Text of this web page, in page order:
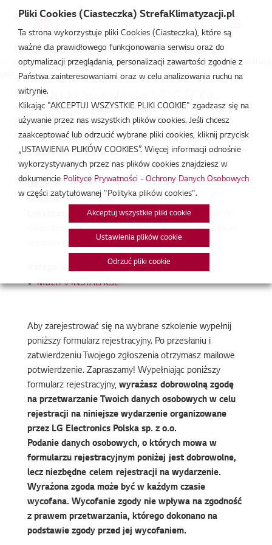
Strefa Klimatyzacji /Wydarzenia/MULTI V INSTALACJE/Multi V Instalacje
VRF [ON-LINE] 9-14
Multi V Instalacje VRF [ON-
LINE] 9-14
cze 1, 2022
01/06/2022
Godzina:9:00 - 14:00
To wydarzenie odbywa się online. Link do
niego zostanie wysłany w wiadomości potwierdzającej
MULTI V INSTALACJE
Aby zarejestrować się na wybrane szkolenie wypełnij
poniższy formularz rejestracyjny. Po przesłaniu i
zatwierdzeniu Twojego zgłoszenia otrzymasz mailowe
potwierdzenie. Zapraszamy! Wypełniając poniższy
formularz rejestracyjny, wyrażasz dobrowolną zgodę
na przetwarzanie Twoich danych osobowych w celu
rejestracji na niniejsze wydarzenie organizowane
przez LG Electronics Polska sp. z o.o.
Podanie danych osobowych, o których mowa w
formularzu rejestracyjnym poniżej jest dobrowolne,
lecz niezbędne celem rejestracji na wydarzenie.
Wyrażona zgoda może być w każdym czasie
wycofana. Wycofanie zgody nie wpływa na zgodność
z prawem przetwarzania, którego dokonano na
podstawie zgody przed jej wycofaniem.
Pliki Cookies (Ciasteczka) StrefaKlimatyzacji.pl
Ta strona wykorzystuje pliki Cookies (Ciasteczka), które są
ważne dla prawidłowego funkcjonowania serwisu oraz do
optymalizacji przeglądania, personalizacji zawartości zgodnie z
Państwa zainteresowaniami oraz w celu analizowania ruchu na
witrynie.
Klikając "AKCEPTUJ WSZYSTKIE PLIKI COOKIE" zgadzasz się na
używanie przez nas wszystkich plików cookies. Jeśli chcesz
zaakceptować lub odrzucić wybrane pliki cookies, kliknij przycisk
„USTAWIENIA PLIKÓW COOKIES”. Więcej informacji odnośnie
wykorzystywanych przez nas plików cookies znajdziesz w
dokumencie Polityce Prywatności - Ochrony Danych Osobowych
w części zatytułowanej "Polityka plików cookies".
Akceptuj wszystkie pliki cookie
Ustawienia plików cookie
Odrzuć pliki cookie